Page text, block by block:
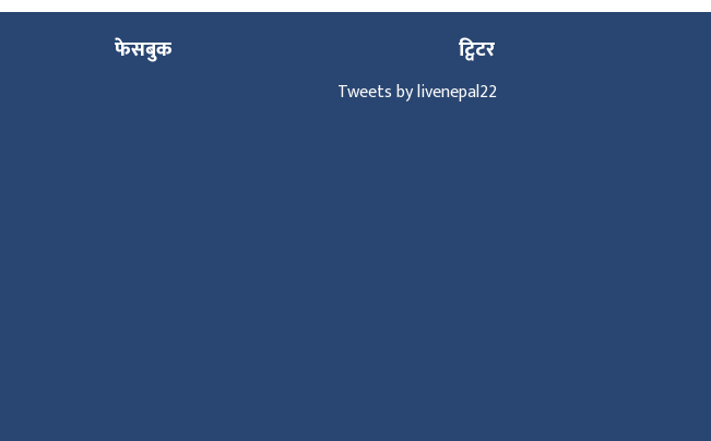
फेसबुक ट्विटर
Tweets by livenepal22